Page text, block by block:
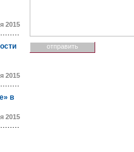
2015
2015
в
2015